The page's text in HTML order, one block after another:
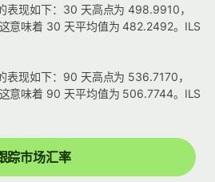
表现如下：30 天高点为 498.9910，
意味着 30 天平均值为 482.2492。ILS
表现如下：90 天高点为 536.7170，
意味着 90 天平均值为 506.7744。ILS
踪市场汇率